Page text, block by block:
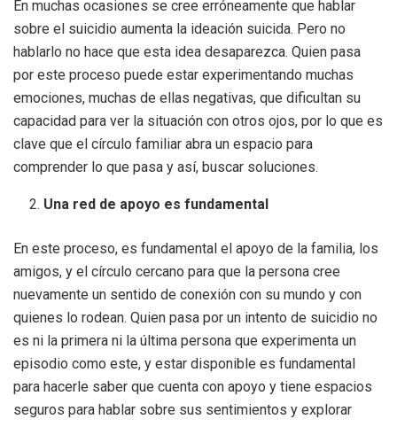
En muchas ocasiones se cree erróneamente que hablar
sobre el suicidio aumenta la ideación suicida. Pero no
hablarlo no hace que esta idea desaparezca. Quien pasa
por este proceso puede estar experimentando muchas
emociones, muchas de ellas negativas, que dificultan su
capacidad para ver la situación con otros ojos, por lo que es
clave que el círculo familiar abra un espacio para
comprender lo que pasa y así, buscar soluciones.
Una red de apoyo es fundamental
En este proceso, es fundamental el apoyo de la familia, los
amigos, y el círculo cercano para que la persona cree
nuevamente un sentido de conexión con su mundo y con
quienes lo rodean. Quien pasa por un intento de suicidio no
es ni la primera ni la última persona que experimenta un
episodio como este, y estar disponible es fundamental
para hacerle saber que cuenta con apoyo y tiene espacios
seguros para hablar sobre sus sentimientos y explorar